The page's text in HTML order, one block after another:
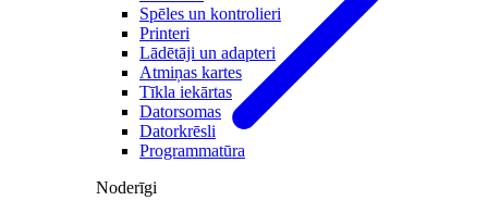
Spēles un kontrolieri
Printeri
Lādētāji un adapteri
Atmiņas kartes
Tīkla iekārtas
Datorsomas
Datorkrēsli
Programmatūra
Noderīgi